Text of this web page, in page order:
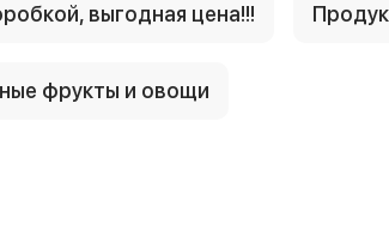
выгодная цена!!!
фрукты и овощи